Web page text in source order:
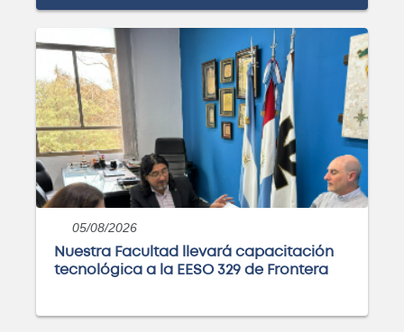
05/08/2026
Nuestra Facultad llevará capacitación
tecnológica a la EESO 329 de Frontera
Próximamente
Ingeniería Industrial
Próximamente
Ingeniería Química
Próximamente